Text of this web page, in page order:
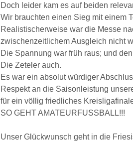
Doch leider kam es auf beiden
Wir brauchten einen Sieg mit einem
Realistischerweise war die Messe
zwischenzeitlichem Ausgleich nicht
Die Spannung war früh raus; und
Die Zeteler auch.
Es war ein absolut würdiger
Respekt an die Saisonleistung
für ein völlig friedliches
SO GEHT AMATEURFUSSBALL!!!
Unser Glückwunsch geht in die